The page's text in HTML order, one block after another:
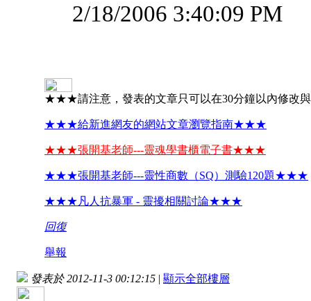
2/18/2006 3:40:09 PM
★★★請注意，發表的文章只可以在30分鐘以內修
★★★給新進網友的網站文章瀏覽指南★★★
★★★張開基老師---靈魂學書櫃電子書★★★
★★★張開基老師---靈性商數（SQ）測驗120題★★★
★★★凡人抗暴軍 - 靈擾相關討論★★★
回復
舉報
發表於 2012-11-3 00:12:15 | 顯示全部樓層